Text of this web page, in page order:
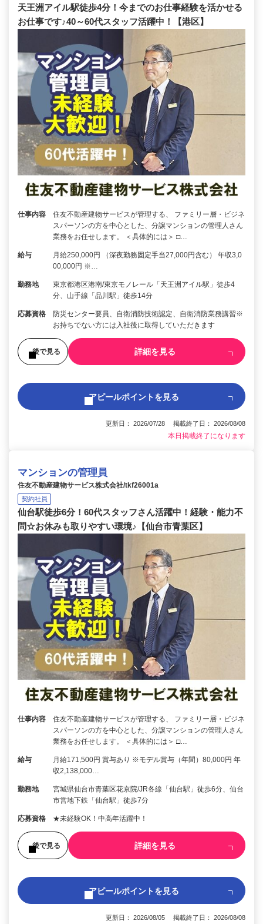
天王洲アイル駅徒歩4分！今までのお仕事経験を活かせる
お仕事です♪40～60代スタッフ活躍中！【港区】
仕事内容
住友不動産建物サービスが管理する、 ファミリー層・ビジネ
スパーソンの方を中心とした、分譲マンションの管理人さん
業務をお任せします。 ＜具体的には＞ □…
給与
月給250,000円 （深夜勤務固定手当27,000円含む） 年収3,0
00,000円 ※…
勤務地
東京都港区港南/東京モノレール「天王洲アイル駅」徒歩4
分、山手線「品川駅」徒歩14分
応募資格
防災センター要員、自衛消防技術認定、自衛消防業務講習※
お持ちでない方には入社後に取得していただきます
後で見る 詳細を見る
アピールポイントを見る
更新日： 2026/07/28 掲載終了日： 2026/08/08
本日掲載終了になります
マンションの管理員
住友不動産建物サービス株式会社/tkf26001a
契約社員
仙台駅徒歩6分！60代スタッフさん活躍中！経験・能力不
問☆お休みも取りやすい環境♪【仙台市青葉区】
仕事内容
住友不動産建物サービスが管理する、 ファミリー層・ビジネ
スパーソンの方を中心とした、分譲マンションの管理人さん
業務をお任せします。 ＜具体的には＞ □…
給与
月給171,500円 賞与あり ※モデル賞与（年間）80,000円 年
収2,138,000…
勤務地
宮城県仙台市青葉区花京院/JR各線「仙台駅」徒歩6分、仙台
市営地下鉄「仙台駅」徒歩7分
応募資格 ★未経験OK！中高年活躍中！
後で見る 詳細を見る
アピールポイントを見る
更新日： 2026/08/05 掲載終了日： 2026/08/08